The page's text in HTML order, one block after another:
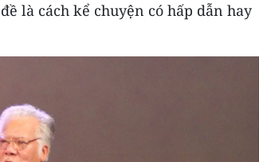
là cách kể chuyện có hấp dẫn hay